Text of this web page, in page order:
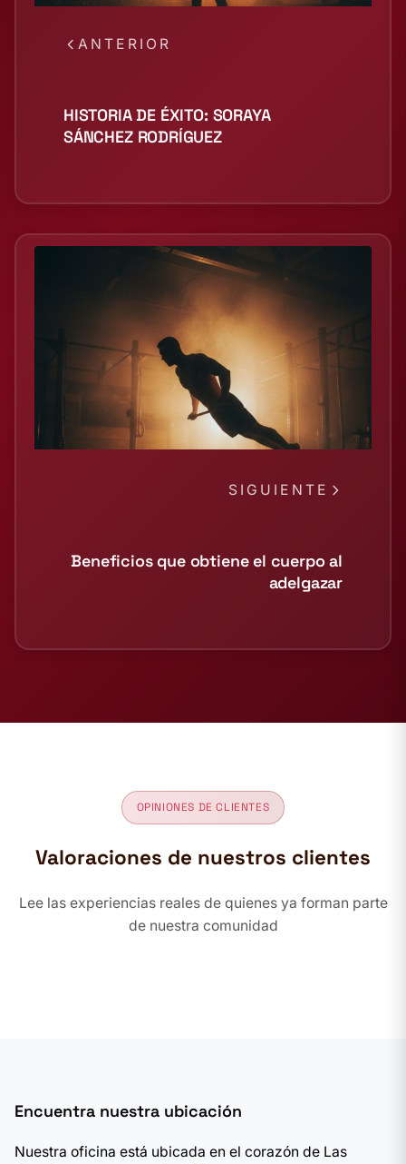
ANTERIOR
HISTORIA DE ÉXITO: SORAYA
SÁNCHEZ RODRÍGUEZ
SIGUIENTE
Beneficios que obtiene el cuerpo al
adelgazar
OPINIONES DE CLIENTES
Valoraciones de nuestros clientes
Lee las experiencias reales de quienes ya forman parte
de nuestra comunidad
Encuentra nuestra ubicación
Nuestra oficina está ubicada en el corazón de Las